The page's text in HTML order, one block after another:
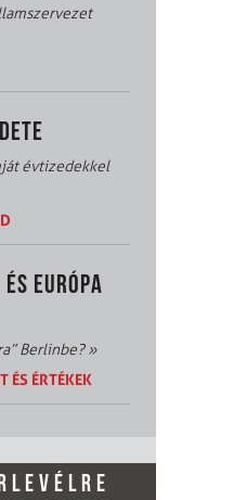
évtizedekkel
EURÓPA
Berlinbe?»
ÉS ÉRTÉKEK